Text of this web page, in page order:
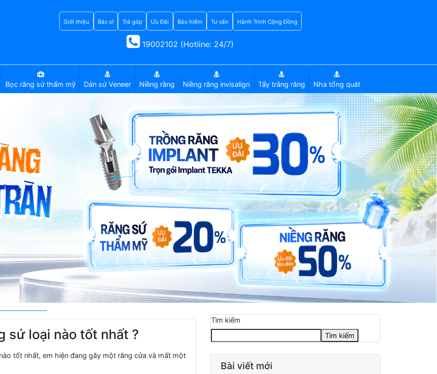
Giới thiệu Bác sĩ Trả góp Ưu Đãi Bảo hiểm Tư vấn Hành Trình Cộng Đồng
19002102 (Hotline: 24/7)
Bọc răng sứ thẩm mỹ Dán sứ Veneer Niềng răng Niềng răng invisalign Tẩy trắng răng Nha tổng quát
sứ loại nào tốt nhất ?
tốt nhất, em hiện đang gãy một răng cửa và mất một
Tìm kiếm
Tìm kiếm
Bài viết mới